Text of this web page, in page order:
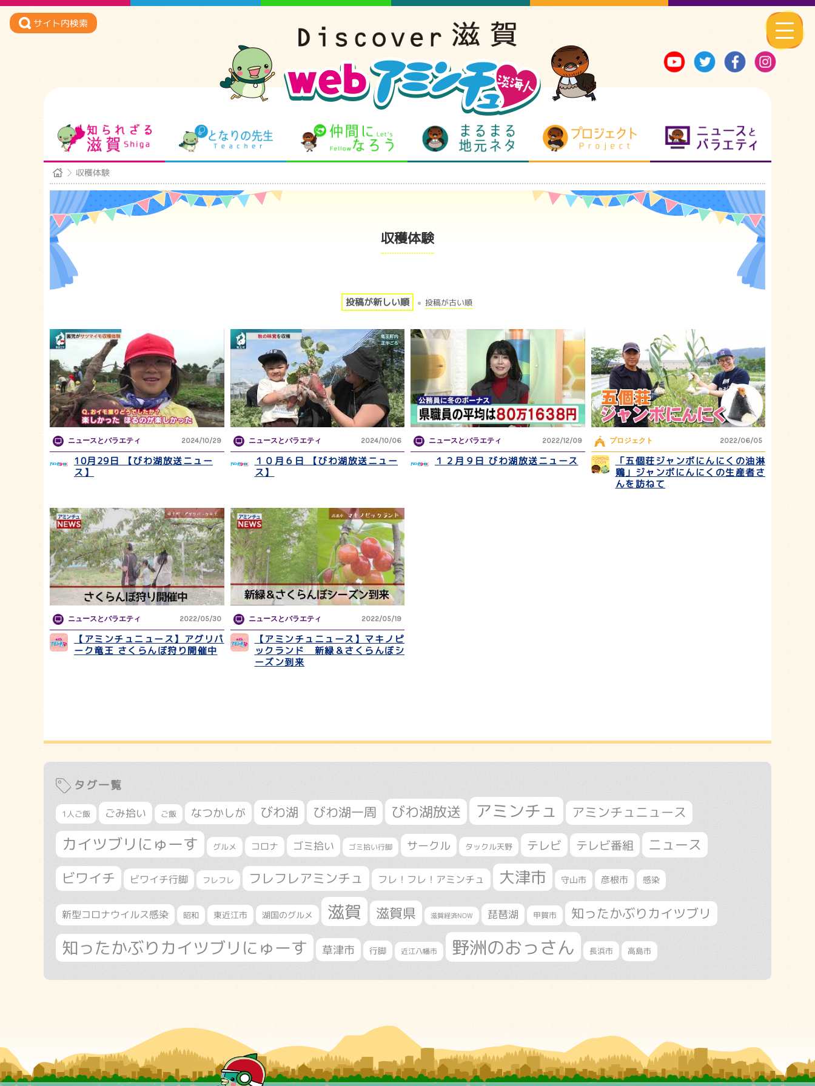
サイト内検索
知られざる滋賀 となりの先生 仲間になろう まるまる地元ネタ プロジェクト
収穫体験
収穫体験
投稿が新しい順 投稿が古い順
ニュースとバラエティ 2024/10/29
10月29日 【びわ湖放送ニュー
ス】
ニュースとバラエティ 2024/10/06
１０月６日 【びわ湖放送ニュー
ス】
ニュースとバラエティ 2022/12/09
１２月９日 びわ湖放送ニュース
プロジェクト 2022/06/05
「五個荘ジャンボにんにくの油淋
鶏」ジャンボにんにくの生産者さ
んを訪ねて
ニュースとバラエティ 2022/05/30
【アミンチュニュース】アグリパ
ーク竜王 さくらんぼ狩り開催中
ニュースとバラエティ 2022/05/19
【アミンチュニュース】マキノピ
ックランド 新緑＆さくらんぼシ
ーズン到来
タグ一覧
1人ご飯 ごみ拾い ご飯 なつかしが びわ湖 びわ湖一周 びわ湖放送 アミンチュ アミンチュニュース
カイツブリにゅーす グルメ コロナ ゴミ拾い ゴミ拾い行脚 サークル タックル天野 テレビ テレビ番組 ニュース
ビワイチ ビワイチ行脚 フレフレ フレフレアミンチュ フレ！フレ！アミンチュ 大津市 守山市 彦根市 感染
新型コロナウイルス感染 昭和 東近江市 湖国のグルメ 滋賀 滋賀県 滋賀経済NOW 琵琶湖 甲賀市 知ったかぶりカイツブリ
知ったかぶりカイツブリにゅーす 草津市 行脚 近江八幡市 野洲のおっさん 長浜市 高島市